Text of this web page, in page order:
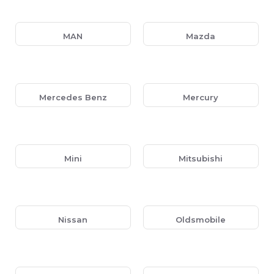
MAN Mazda
Mercedes Benz Mercury
Mini Mitsubishi
Nissan Oldsmobile